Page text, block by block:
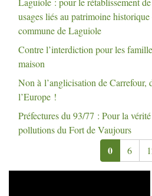
usages liés au patrimoine
commune de Laguiole
Contre l’interdiction pour les
maison
Non à l’anglicisation de Carrefour,
l’Europe !
Préfectures du 93/77 : Pour la
pollutions du Fort de Vaujours
0 6